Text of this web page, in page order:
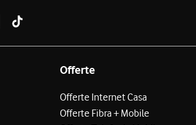
Offerte
Offerte Internet Casa
Offerte Fibra + Mobile